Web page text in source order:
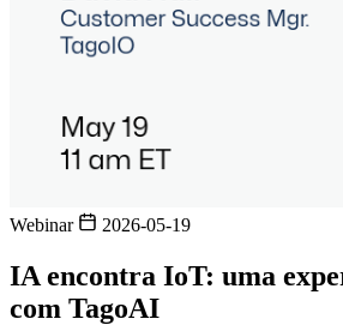
Webinar 2026-05-19
IA encontra IoT: uma
com TagoAI